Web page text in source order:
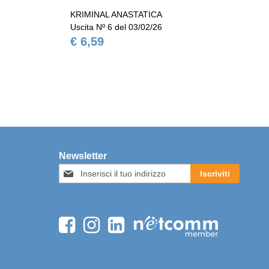
KRIMINAL ANASTATICA
Uscita Nº 6 del 03/02/26
€ 6,59
Newsletter
Iscriviti
alla
Iscriviti